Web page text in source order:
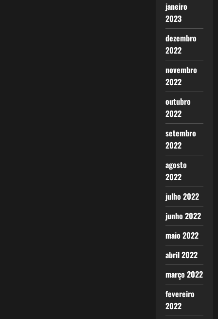
janeiro
2023
dezembro
2022
novembro
2022
outubro
2022
setembro
2022
agosto
2022
julho 2022
junho 2022
maio 2022
abril 2022
março 2022
fevereiro
2022